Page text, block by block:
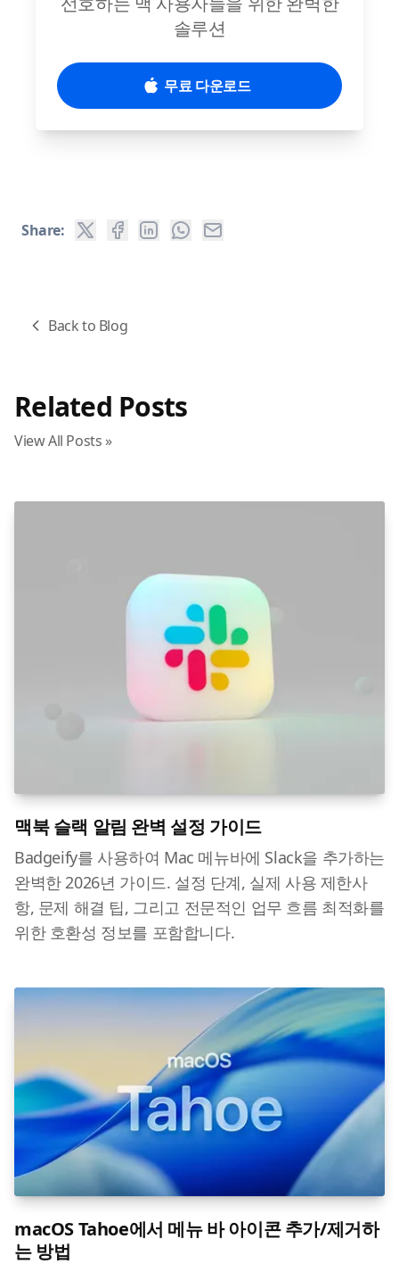
솔루션
무료 다운로드
Share:
Back to Blog
Related Posts
View All Posts »
맥북 슬랙 알림 완벽 설정 가이드
Badgeify를 사용하여 Mac 메뉴바에 Slack을 추가하는
완벽한 2026년 가이드. 설정 단계, 실제 사용 제한사
항, 문제 해결 팁, 그리고 전문적인 업무 흐름 최적화를
위한 호환성 정보를 포함합니다.
macOS Tahoe에서 메뉴 바 아이콘 추가/제거하
는 방법